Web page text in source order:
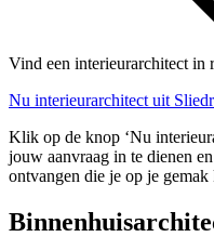
Vind een interieurarchitect in
Nu interieurarchitect uit
Klik op de knop ‘Nu
jouw aanvraag in te dienen
ontvangen die je op je